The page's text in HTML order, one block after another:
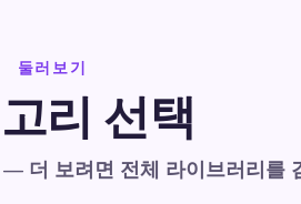
둘러보기
리 선택
더 보려면 전체 라이브러리를